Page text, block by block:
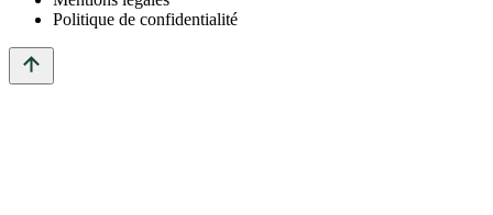
Politique de confidentialité